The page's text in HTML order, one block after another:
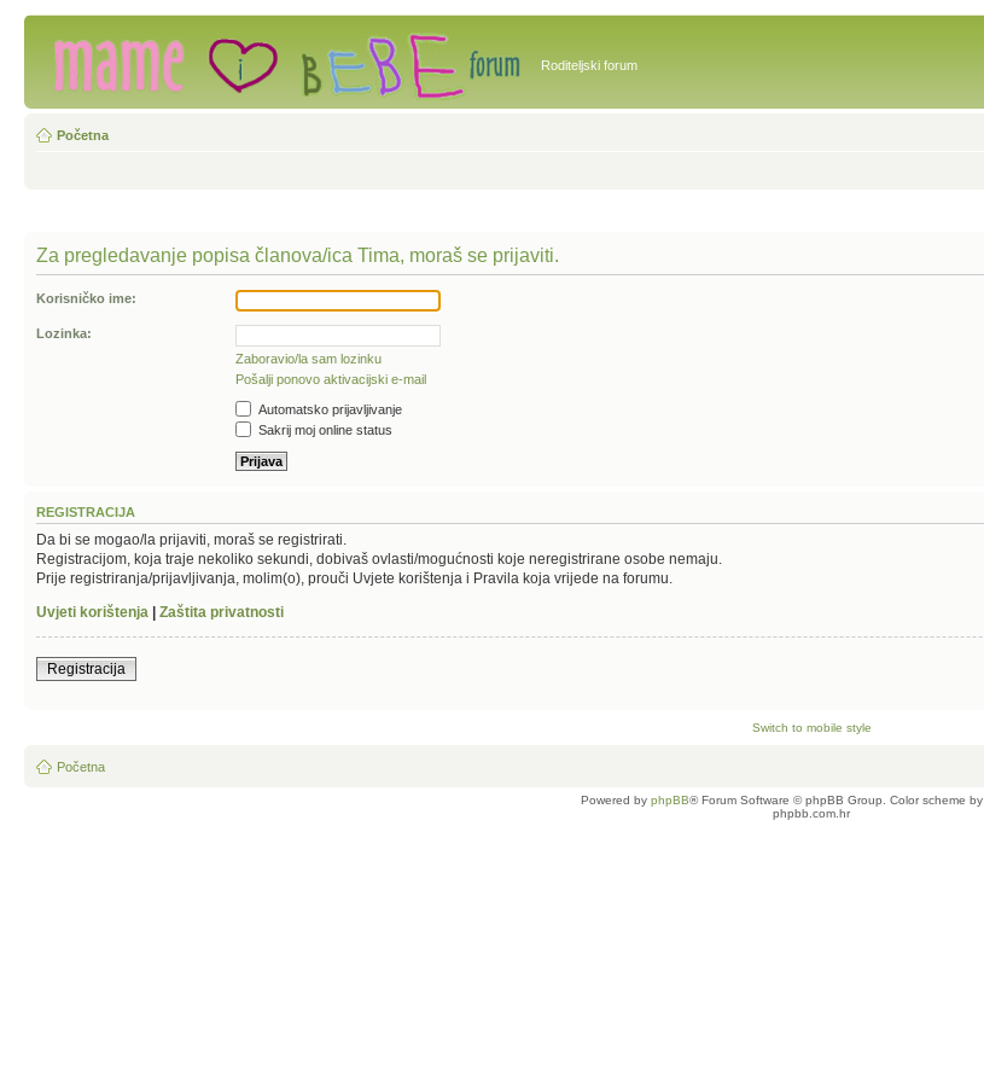
Roditeljski forum
Početna
Za pregledavanje popisa članova/ica Tima, moraš se prijaviti.
Korisničko ime:
Lozinka:
Zaboravio/la sam lozinku
Pošalji ponovo aktivacijski e-mail
Automatsko prijavljivanje
Sakrij moj online status
REGISTRACIJA
Da bi se mogao/la prijaviti, moraš se registrirati.
Registracijom, koja traje nekoliko sekundi, dobivaš ovlasti/mogućnosti koje neregistrirane osobe nemaju.
Prije registriranja/prijavljivanja, molim(o), prouči Uvjete korištenja i Pravila koja vrijede na forumu.
Uvjeti korištenja
Zaštita privatnosti
Registracija
Switch to mobile style
Početna
Powered by phpBB® Forum Software © phpBB Group. Color scheme by
phpbb.com.hr